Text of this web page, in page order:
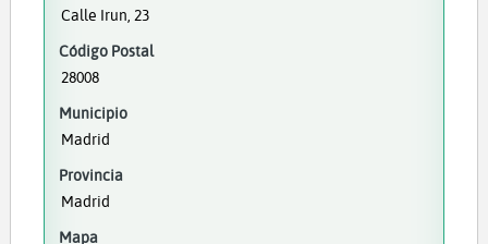
Calle Irun, 23
Código Postal
28008
Municipio
Madrid
Provincia
Madrid
Mapa